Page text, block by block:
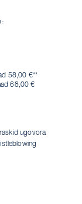
58,00 €**
68,00 €
ugovora